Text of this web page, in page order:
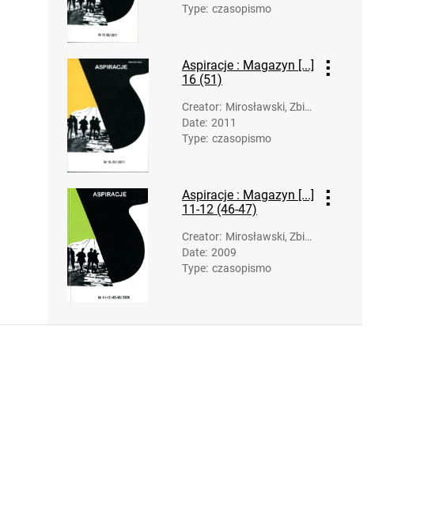
ac.
Type: czasopismo
Aspiracje : Magazyn [...]
16 (51)
Creator: Mirosławski, Zbig
niew (1958-). Opr
ac.
Date: 2011
Type: czasopismo
Aspiracje : Magazyn [...]
11-12 (46-47)
Creator: Mirosławski, Zbig
niew (1958-). Opr
ac.
Date: 2009
Type: czasopismo